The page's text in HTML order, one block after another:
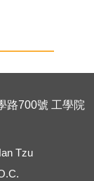
路700號 工學院
Tzu